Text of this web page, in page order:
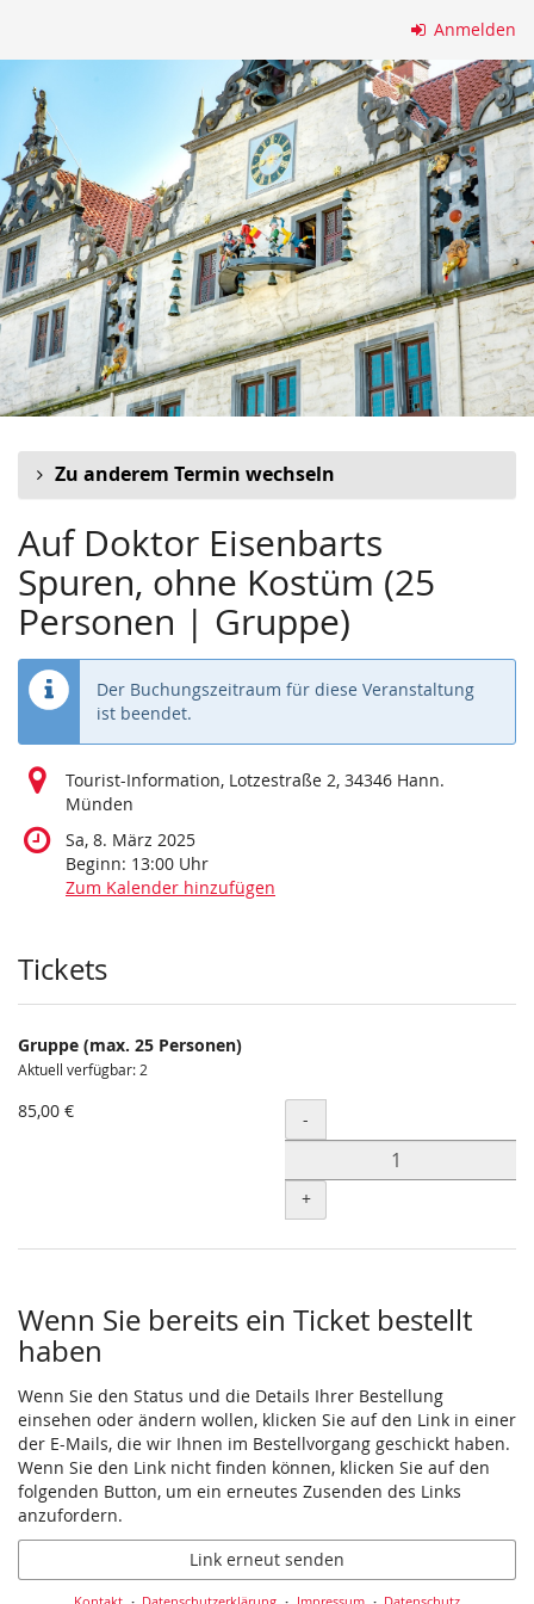
springen
Anmelden
Zu anderem Termin wechseln
Auf Doktor Eisenbarts
Spuren, ohne Kostüm (25
Personen | Gruppe)
Der Buchungszeitraum für diese Veranstaltung
ist beendet.
Tourist-Information, Lotzestraße 2, 34346 Hann.
Münden
Sa, 8. März 2025
Beginn: 13:00 Uhr
Zum Kalender hinzufügen
Produkte
Tickets
Gruppe (max. 25 Personen)
Aktuell verfügbar: 2
85,00 € Menge
-
+
Wenn Sie bereits ein Ticket bestellt
haben
Wenn Sie den Status und die Details Ihrer Bestellung
einsehen oder ändern wollen, klicken Sie auf den Link in einer
der E-Mails, die wir Ihnen im Bestellvorgang geschickt haben.
Wenn Sie den Link nicht finden können, klicken Sie auf den
folgenden Button, um ein erneutes Zusenden des Links
anzufordern.
Link erneut senden